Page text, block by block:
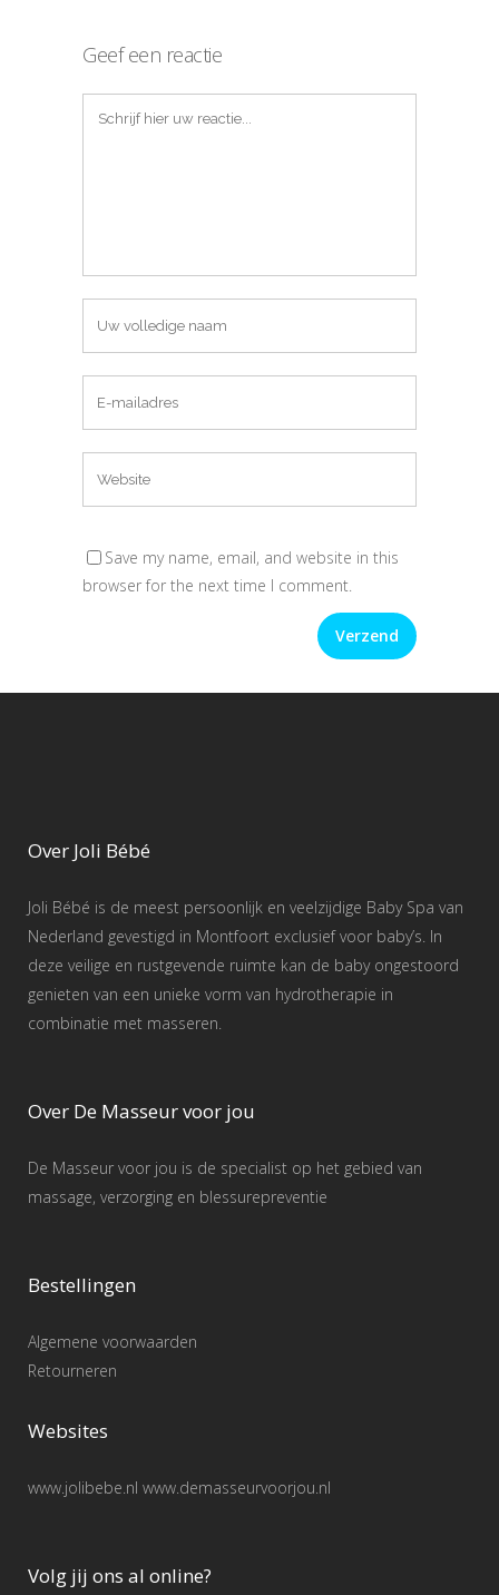
Geef een reactie
Save my name, email, and website in this
browser for the next time I comment.
Over Joli Bébé
Joli Bébé is de meest persoonlijk en veelzijdige Baby Spa van
Nederland gevestigd in Montfoort exclusief voor baby’s. In
deze veilige en rustgevende ruimte kan de baby ongestoord
genieten van een unieke vorm van hydrotherapie in
combinatie met masseren.
Over De Masseur voor jou
De Masseur voor jou is de specialist op het gebied van
massage, verzorging en blessurepreventie
Bestellingen
Algemene voorwaarden
Retourneren
Websites
www.jolibebe.nl www.demasseurvoorjou.nl
Volg jij ons al online?